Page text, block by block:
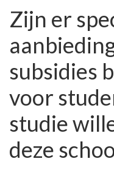
Zijn er
subsidies
voor
studie
deze